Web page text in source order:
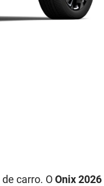
de carro. OOnix 2026